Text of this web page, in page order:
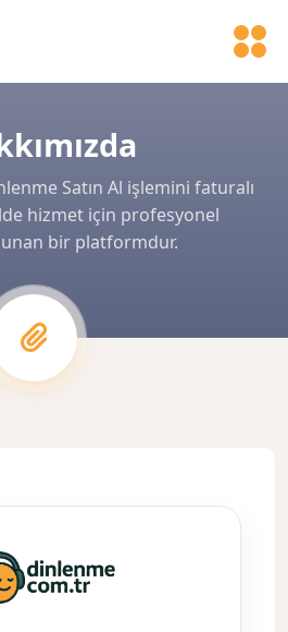
Satın Al işlemini faturalı
hizmet için profesyonel
bir platformdur.